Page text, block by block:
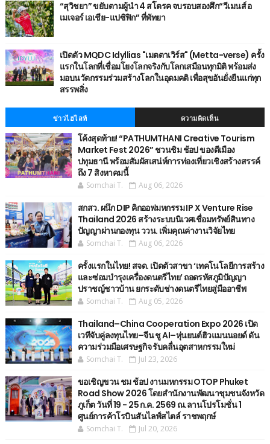
“สุวิชยา” ขยับตามผู้นำ 4 สโตรค จบรอบสองศึก“วีเมนส์ อ
เมเจอร์ เอเชีย-แปซิฟิก” ที่พัทยา
เปิดตัว MQDC Idyllias "เมตตาเวิร์ส" (Metta-verse) ครั้ง
แรกในโลกที่เชื่อมโยงโลกจริงกับโลกเสมือนทุกมิติ พร้อมส่ง
มอบนวัตกรรมร่วมสร้างโลกในอุดมคติ เพื่อสุขอันยั่งยืนแก่ทุก
สรรพสิ่ง
ข่าวไฮไลท์ ความคิดเห็น
โค้งสุดท้าย! “PATHUMTHANI Creative Tourism
Market Fest 2026” ชวนชิม ช้อป ของดีเมือง
ปทุมธานี พร้อมสัมผัสเสน่ห์การท่องเที่ยวเชิงสร้างสรรค์
ถึง 7 สิงหาคมนี้
Somchai T. Aug 06, 2026
สกสว. ผนึก DIP คิกออฟมหกรรม IP X Venture Rise
Thailand 2026 สร้างระบบนิเวศเชื่อมทรัพย์สินทาง
ปัญญาผ่านกองทุน ววน. เพิ่มคุณค่างานวิจัยไทย
Somchai T. Aug 06, 2026
ครั้งแรกในไทย! สจด. เปิดตัวสาขา ‘เทคโนโลยีการสร้าง
และซ่อมบำรุงเครื่องดนตรีไทย’ ​ถอดรหัสภูมิปัญญา
ปราชญ์ชาวบ้าน ยกระดับช่างดนตรีไทยสู่มืออาชีพ
Somchai T. Aug 05, 2026
Thailand–China Cooperation Expo 2026 เปิด
เวทีจับคู่ลงทุนไทย–จีน ชู AI–หุ่นยนต์ฮิวแมนนอยด์ ดัน
ความร่วมมือเศรษฐกิจ รับคลื่นอุตสาหกรรมใหม่
Somchai T. Jul 23, 2026
ขอเชิญขวน ชม ช้อป งานมหกรรม OTOP Phuket
Road Show 2026 โดยสำนักงานพัฒนาชุมชนจังหวัด
ภูเก็ต วันที่ 19 - 25 ก.ค. 2569 ณ.ลานโปรโมชั่น 1
ศูนย์การค้าโรบินสันไลฟ์สไตล์ ราชพฤกษ์
Somchai T. Jul 20, 2026